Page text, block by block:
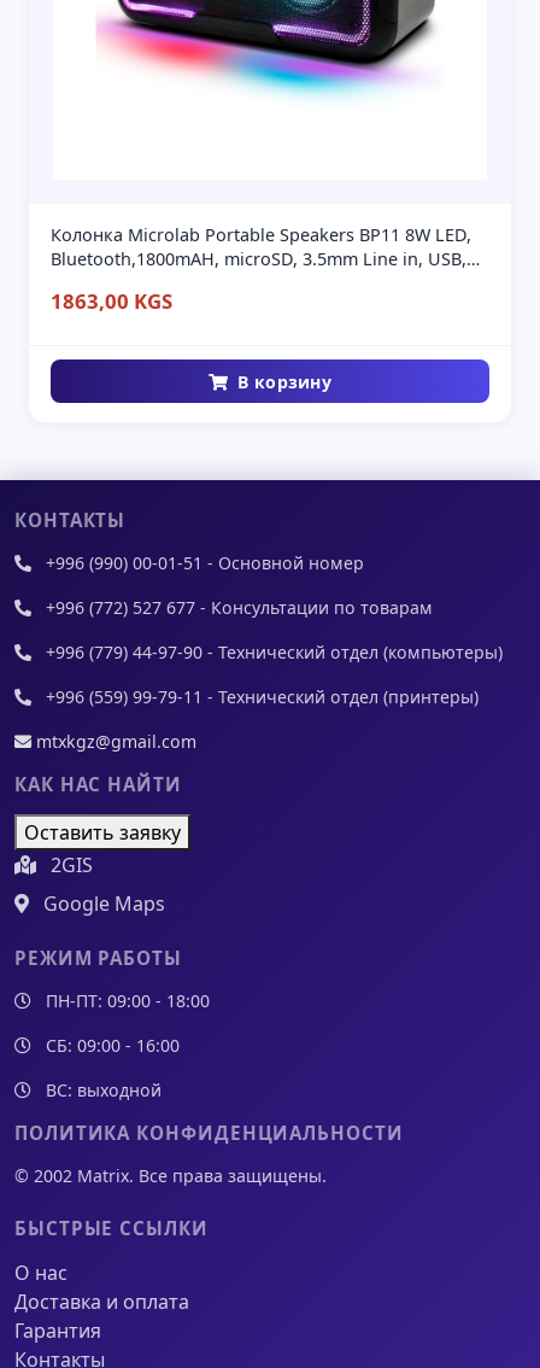
Колонка Microlab Portable Speakers BP11 8W LED,
Bluetooth,1800mAH, microSD, 3.5mm Line in, USB,
1863,00 KGS
В корзину
КОНТАКТЫ
+996 (990) 00-01-51 - Основной номер
+996 (772) 527 677 - Консультации по товарам
+996 (779) 44-97-90 - Технический отдел (компьютеры)
+996 (559) 99-79-11 - Технический отдел (принтеры)
mtxkgz@gmail.com
КАК НАС НАЙТИ
Оставить заявку
2GIS
Google Maps
РЕЖИМ РАБОТЫ
ПН-ПТ: 09:00 - 18:00
СБ: 09:00 - 16:00
ВС: выходной
ПОЛИТИКА КОНФИДЕНЦИАЛЬНОСТИ
© 2002 Matrix. Все права защищены.
БЫСТРЫЕ ССЫЛКИ
О нас
Доставка и оплата
Гарантия
Контакты